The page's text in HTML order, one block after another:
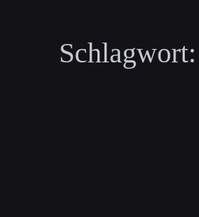
Schlagwort: